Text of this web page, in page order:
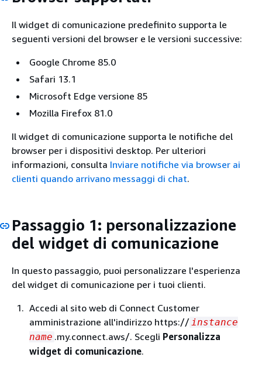
Il widget di comunicazione predefinito supporta le
seguenti versioni del browser e le versioni successive:
Google Chrome 85.0
Safari 13.1
Microsoft Edge versione 85
Mozilla Firefox 81.0
Il widget di comunicazione supporta le notifiche del
browser per i dispositivi desktop. Per ulteriori
informazioni, consulta Inviare notifiche via browser ai
clienti quando arrivano messaggi di chat.
Passaggio 1: personalizzazione
del widget di comunicazione
In questo passaggio, puoi personalizzare l'esperienza
del widget di comunicazione per i tuoi clienti.
Accedi al sito web di Connect Customer
amministrazione all'indirizzo https://instance
name .my.connect.aws/. Scegli Personalizza
widget di comunicazione.